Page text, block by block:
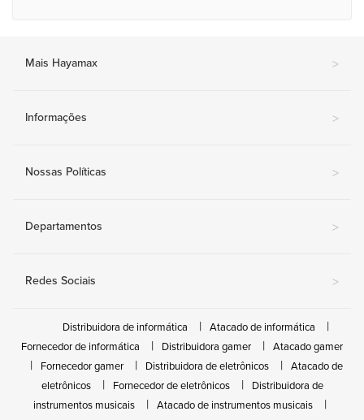
Mais Hayamax >
Informações >
Nossas Políticas >
Departamentos >
Redes Sociais >
Distribuidora de informática
Atacado de informática
Fornecedor de informática
Distribuidora gamer
Atacado gamer
Fornecedor gamer
Distribuidora de eletrônicos
Atacado de
eletrônicos
Fornecedor de eletrônicos
Distribuidora de
instrumentos musicais
Atacado de instrumentos musicais